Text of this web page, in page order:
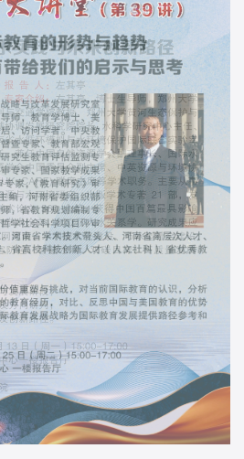
职业技术大学领导出席全国高职高